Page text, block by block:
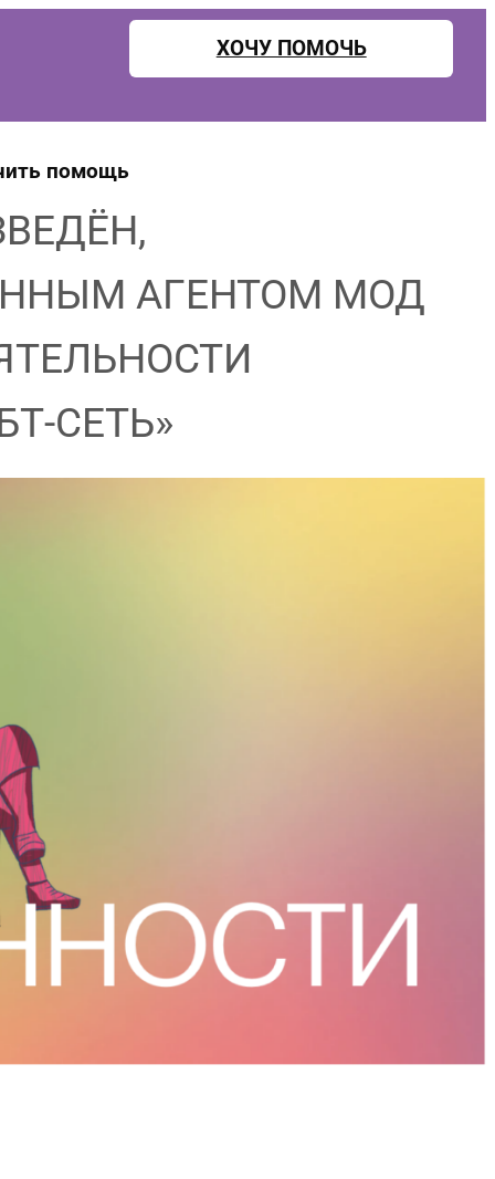
ХОЧУ ПОМОЧЬ
помощь
АГЕНТОМ МОД
СЕТЬ»